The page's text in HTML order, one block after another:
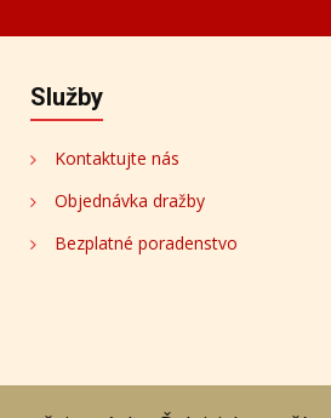
Služby
Kontaktujte nás
Objednávka dražby
Bezplatné poradenstvo